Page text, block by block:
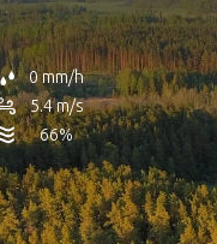
0 mm/h
5.4 m/s
66%